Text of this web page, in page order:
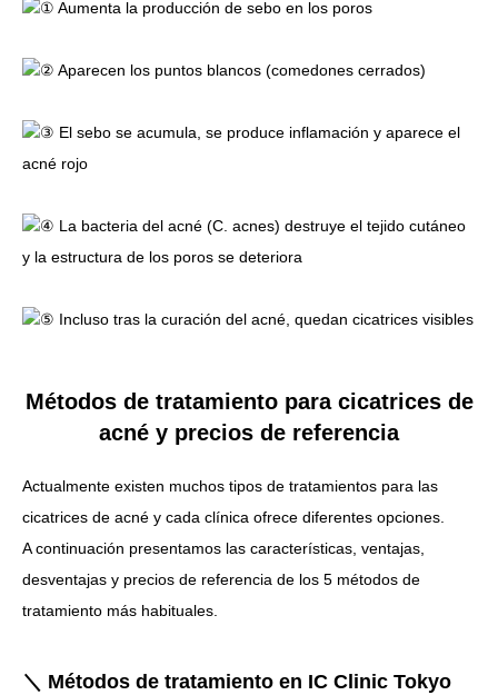
① Aumenta la producción de sebo en los poros
② Aparecen los puntos blancos (comedones cerrados)
③ El sebo se acumula, se produce inflamación y aparece el
acné rojo
④ La bacteria del acné (C. acnes) destruye el tejido cutáneo
y la estructura de los poros se deteriora
⑤ Incluso tras la curación del acné, quedan cicatrices visibles
Métodos de tratamiento para cicatrices de
acné y precios de referencia
Actualmente existen muchos tipos de tratamientos para las
cicatrices de acné y cada clínica ofrece diferentes opciones.
A continuación presentamos las características, ventajas,
desventajas y precios de referencia de los 5 métodos de
tratamiento más habituales.
＼ Métodos de tratamiento en IC Clinic Tokyo